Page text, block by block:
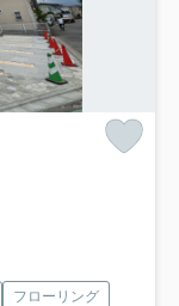
フローリング